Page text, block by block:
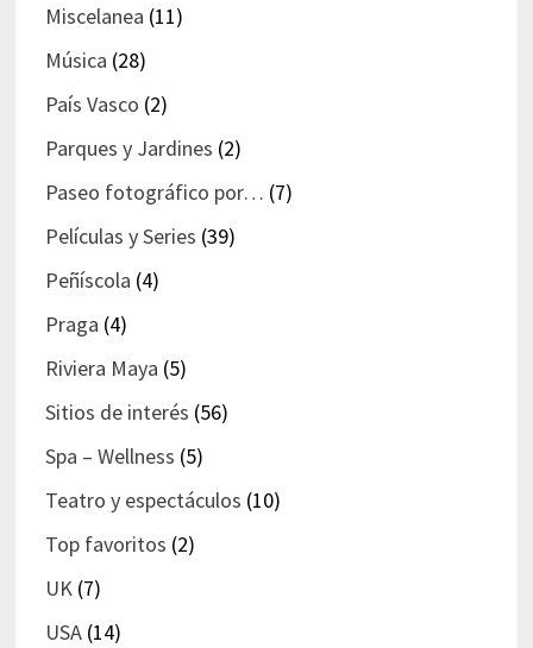
Miscelanea (11)
Música (28)
País Vasco (2)
Parques y Jardines (2)
Paseo fotográfico por… (7)
Películas y Series (39)
Peñíscola (4)
Praga (4)
Riviera Maya (5)
Sitios de interés (56)
Spa – Wellness (5)
Teatro y espectáculos (10)
Top favoritos (2)
UK(7)
USA(14)